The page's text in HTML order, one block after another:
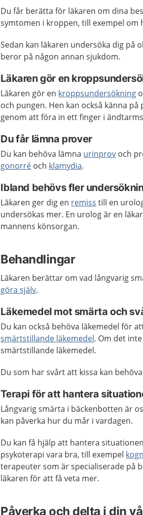
Du får berätta för läkaren om dina
symtomen i kroppen, till exempel om
Sedan kan läkaren undersöka dig på
beror på någon annan sjukdom.
Läkaren gör en
Läkaren gör en kroppsundersökning
och pungen. Hen kan också känna
genom att föra in ett finger i
Du får lämna prover
Du kan behöva lämna urinprov och
gonorré och klamydia.
Ibland behövs fler
Läkaren ger dig en remiss till en
undersökas mer. En urolog är en
mannens könsorgan.
Behandlingar
Läkaren berättar om vad långvarig
göra själv.
Läkemedel mot smärta och
Du kan också behöva läkemedel för
smärtstillande läkemedel. Om det
smärtstillande läkemedel.
Du som har svårt att kissa kan
Terapi för att hantera
Långvarig smärta i bäckenbotten är
kan påverka hur du mår i vardagen.
Du kan få hjälp att hantera
psykoterapi vara bra, till exempel
terapeuter som är specialiserade på
läkaren för att få veta mer.
Påverka och delta i din